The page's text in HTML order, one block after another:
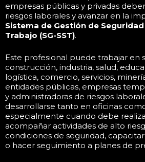
empresas públicas y privadas
riesgos laborales y avanzar en la
Sistema de Gestión de Seguridad
Trabajo (SG-SST).
Este profesional puede trabajar en
construcción, industria, salud,
logística, comercio, servicios,
entidades públicas, empresas
y administradoras de riesgos
desarrollarse tanto en oficinas
especialmente cuando debe
acompañar actividades de alto
condiciones de seguridad,
o hacer seguimiento a planes de